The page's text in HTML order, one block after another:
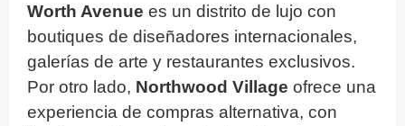
Worth Avenue es un distrito de lujo con
boutiques de diseñadores internacionales,
galerías de arte y restaurantes exclusivos.
Por otro lado, Northwood Village ofrece una
experiencia de compras alternativa, con